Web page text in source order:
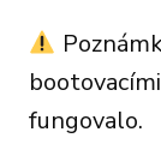
fungovalo.